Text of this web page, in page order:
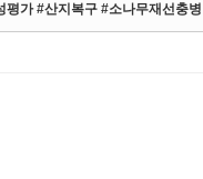
가 #산지복구 #소나무재선충